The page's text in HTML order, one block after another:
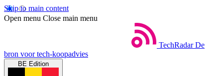
Skip to main content
Open menu Close main menu
TechRadar De
bron voor tech-koopadvies
BE Edition